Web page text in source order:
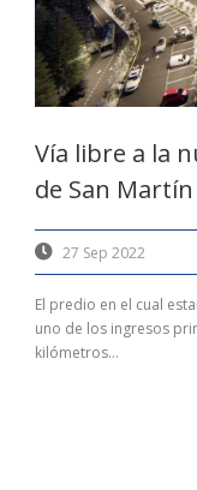
Vía libre a la
de San
27 Sep 2022
El predio en el cual
uno de los ingresos
kilómetros...